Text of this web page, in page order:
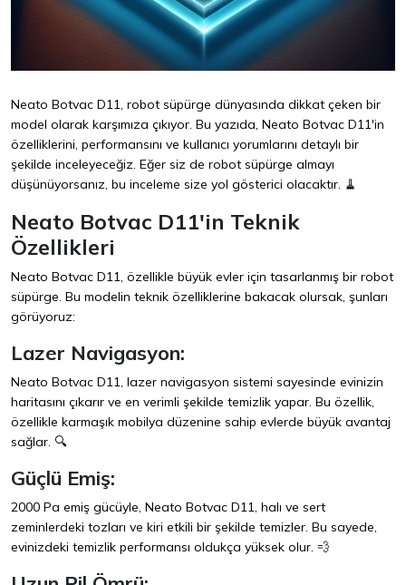
Neato Botvac D11, robot süpürge dünyasında dikkat çeken bir
model olarak karşımıza çıkıyor. Bu yazıda, Neato Botvac D11'in
özelliklerini, performansını ve kullanıcı yorumlarını detaylı bir
şekilde inceleyeceğiz. Eğer siz de robot süpürge almayı
düşünüyorsanız, bu inceleme size yol gösterici olacaktır. 🧹
Neato Botvac D11'in Teknik
Özellikleri
Neato Botvac D11, özellikle büyük evler için tasarlanmış bir robot
süpürge. Bu modelin teknik özelliklerine bakacak olursak, şunları
görüyoruz:
Lazer Navigasyon:
Neato Botvac D11, lazer navigasyon sistemi sayesinde evinizin
haritasını çıkarır ve en verimli şekilde temizlik yapar. Bu özellik,
özellikle karmaşık mobilya düzenine sahip evlerde büyük avantaj
sağlar. 🔍
Güçlü Emiş:
2000 Pa emiş gücüyle, Neato Botvac D11, halı ve sert
zeminlerdeki tozları ve kiri etkili bir şekilde temizler. Bu sayede,
evinizdeki temizlik performansı oldukça yüksek olur. 💨